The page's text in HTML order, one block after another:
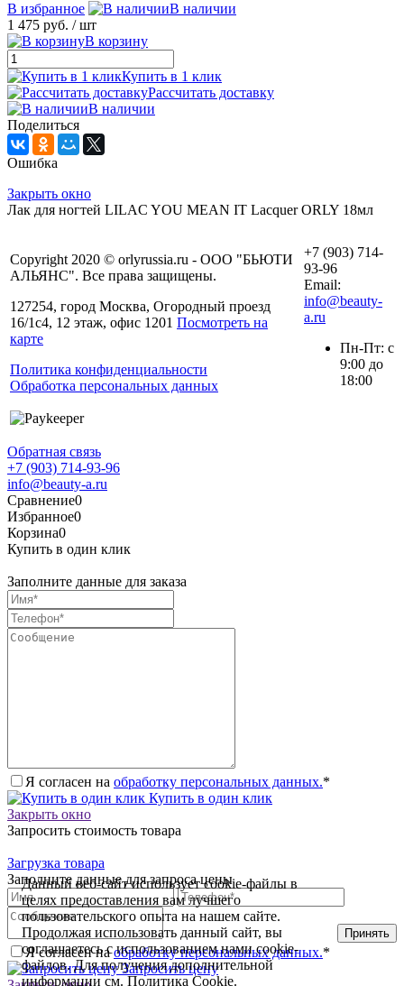
В избранное
В наличии
1 475 руб. / шт
В корзину
Купить в 1 клик
Рассчитать доставку
В наличии
Поделиться
Ошибка
Закрыть окно
Лак для ногтей LILAC YOU MEAN IT Lacquer ORLY 18мл
Copyright 2020 © orlyrussia.ru - ООО "БЬЮТИ
АЛЬЯНС". Все права защищены.
127254, город Москва, Огородный проезд
16/1с4, 12 этаж, офис 1201 Посмотреть на
карте
Политика конфиденциальности
Обработка персональных данных
+7 (903) 714-
93-96
Email:
info@beauty-
a.ru
Пн-Пт: с
9:00 до
18:00
Обратная связь
+7 (903) 714-93-96
info@beauty-a.ru
Сравнение0
Избранное0
Корзина0
Купить в один клик
Заполните данные для заказа
Я согласен на обработку персональных данных.*
Купить в один клик
Закрыть окно
Запросить стоимость товара
Загрузка товара
Заполните данные для запроса цены
Я согласен наобработку персональных данных.*
Запросить цену
Данный веб-сайт использует cookie-файлы в
целях предоставления вам лучшего
пользовательского опыта на нашем сайте.
Продолжая использовать данный сайт, вы
соглашаетесь с использованием нами cookie-
файлов. Для получения дополнительной
информации см.Политика Cookie.
Принять